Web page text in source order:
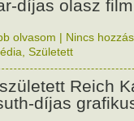
díjas olasz
olvasom | Nincs
Született
Reich
díjas